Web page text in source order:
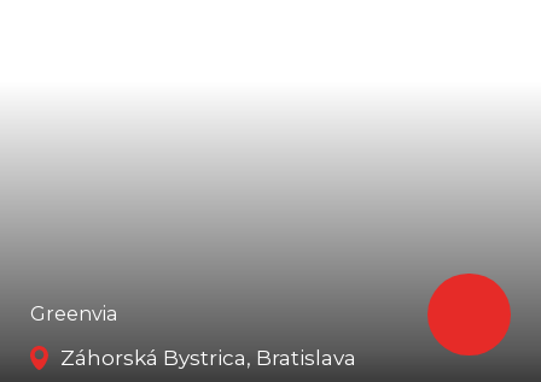
Greenvia
Záhorská Bystrica, Bratislava